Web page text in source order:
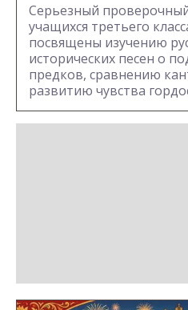
Серьезный
учащихся третьего
посвящены изучению
исторических песен о
предков, сравнению
развитию чувства